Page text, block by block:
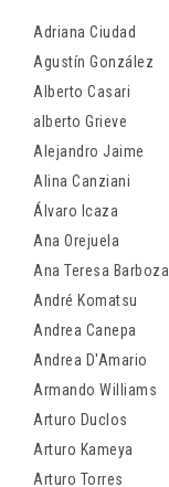
Adriana Ciudad
Agustín González
Alberto Casari
alberto Grieve
Alejandro Jaime
Alina Canziani
Álvaro Icaza
Ana Orejuela
Ana Teresa Barboza
André Komatsu
Andrea Canepa
Andrea D'Amario
Armando Williams
Arturo Duclos
Arturo Kameya
Arturo Torres